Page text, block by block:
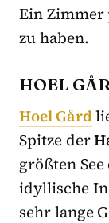
Ein Zimmer
zu haben.
HOEL
Hoel Gård
Spitze der
größten
idyllische
sehr lange